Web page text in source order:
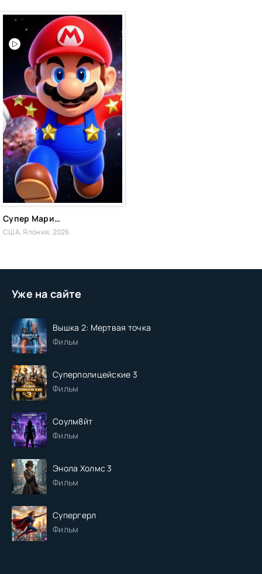
Уже на сайте
Вышка 2: Мертвая точка
Фильм
Суперполицейские 3
Фильм
Соулм8йт
Фильм
Энола Холмс 3
Фильм
Супергерл
Фильм
Супер Марио: Галактическое кино
США, Япония, 2026